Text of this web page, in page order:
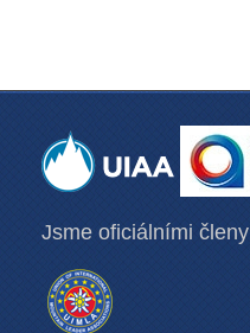
Jsme oficiálními členy